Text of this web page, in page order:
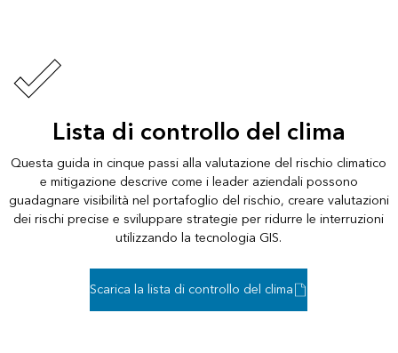
Lista di controllo del clima
Questa guida in cinque passi alla valutazione del rischio climatico
e mitigazione descrive come i leader aziendali possono
guadagnare visibilità nel portafoglio del rischio, creare valutazioni
dei rischi precise e sviluppare strategie per ridurre le interruzioni
utilizzando la tecnologia GIS.
Scarica la lista di controllo del clima